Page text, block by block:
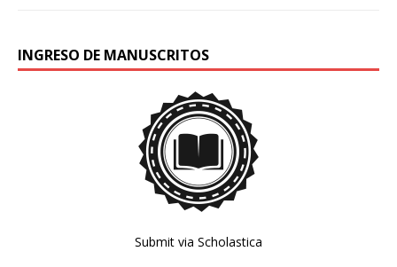
INGRESO DE MANUSCRITOS
Submit via Scholastica